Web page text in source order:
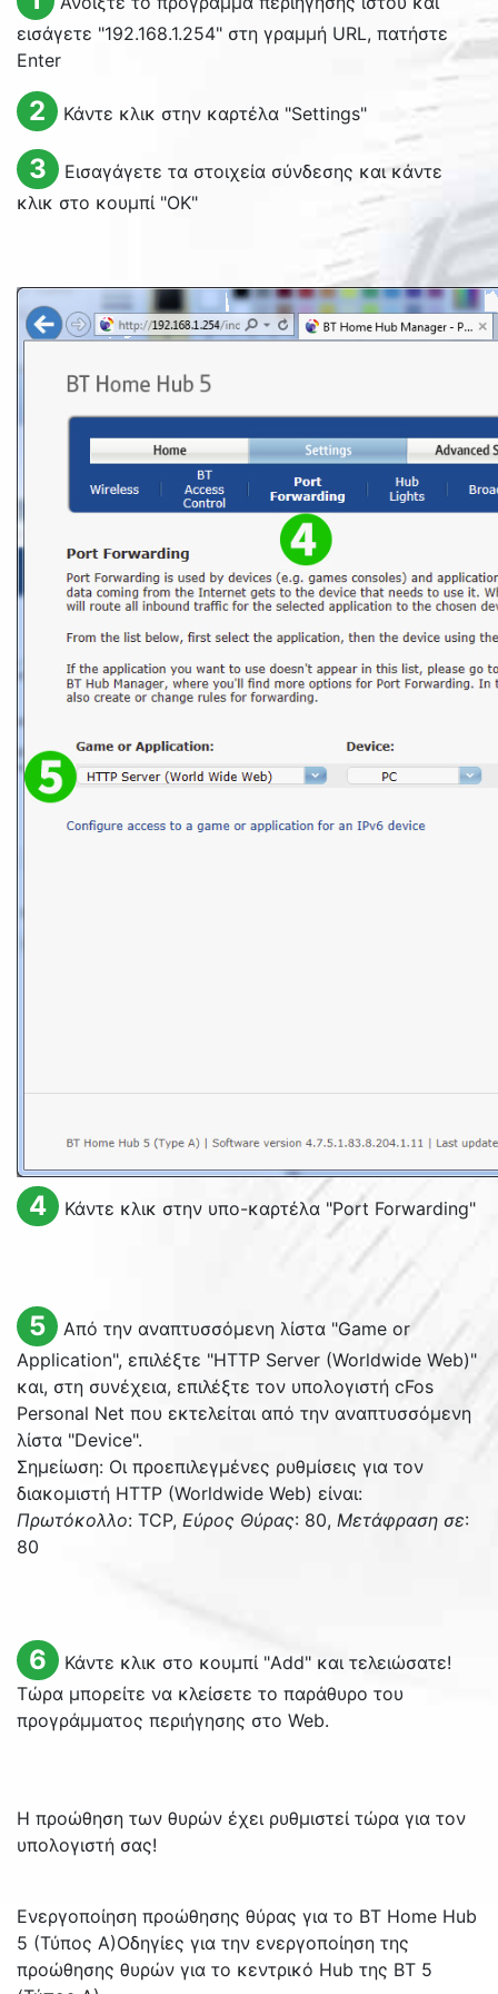
εισάγετε "192.168.1.254" στη γραμμή URL, πατήστε
Enter
2 Κάντε κλικ στην καρτέλα "Settings"
3
Εισαγάγετε τα στοιχεία σύνδεσης και κάντε
κλικ στο κουμπί "OK"
4 Κάντε κλικ στην υπο-καρτέλα "Port Forwarding"
5 Από την αναπτυσσόμενη λίστα "Game or
Application", επιλέξτε "HTTP Server (Worldwide Web)"
και, στη συνέχεια, επιλέξτε τον υπολογιστή cFos
Personal Net που εκτελείται από την αναπτυσσόμενη
λίστα "Device".
Σημείωση: Οι προεπιλεγμένες ρυθμίσεις για τον
διακομιστή HTTP (Worldwide Web) είναι:
Πρωτόκολλο: TCP, Εύρος Θύρας: 80, Μετάφραση σε:
80
6 Κάντε κλικ στο κουμπί "Add" και τελειώσατε!
Τώρα μπορείτε να κλείσετε το παράθυρο του
προγράμματος περιήγησης στο Web.
Η προώθηση των θυρών έχει ρυθμιστεί τώρα για τον
υπολογιστή σας!
Ενεργοποίηση προώθησης θύρας για το BT Home Hub
5 (Τύπος A)Οδηγίες για την ενεργοποίηση της
προώθησης θυρών για το κεντρικό Hub της BT 5